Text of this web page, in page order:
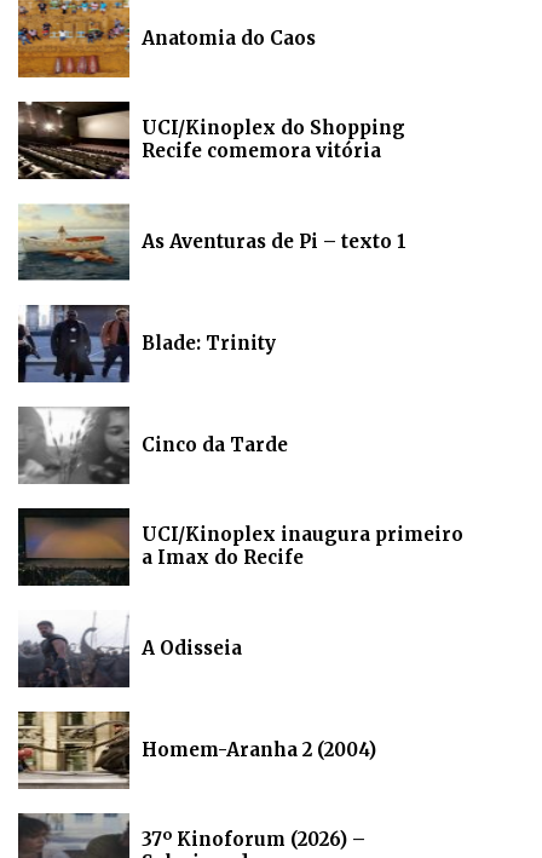
Anatomia do Caos
UCI/Kinoplex do Shopping
Recife comemora vitória
As Aventuras de Pi – texto 1
Blade: Trinity
Cinco da Tarde
UCI/Kinoplex inaugura primeiro
a Imax do Recife
A Odisseia
Homem-Aranha 2 (2004)
37º Kinoforum (2026) –